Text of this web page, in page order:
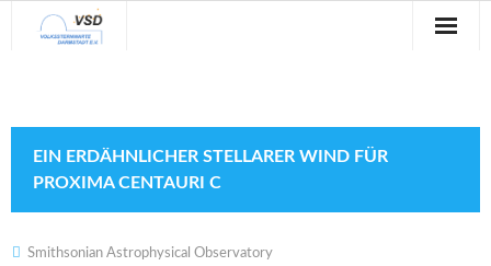
Veranstaltungen
Verein
EIN ERDÄHNLICHER STELLARER WIND FÜR
PROXIMA CENTAURI C
Smithsonian Astrophysical Observatory